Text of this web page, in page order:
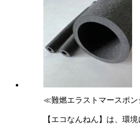
≪難燃エラストマースポ
【エコなんねん】は、環